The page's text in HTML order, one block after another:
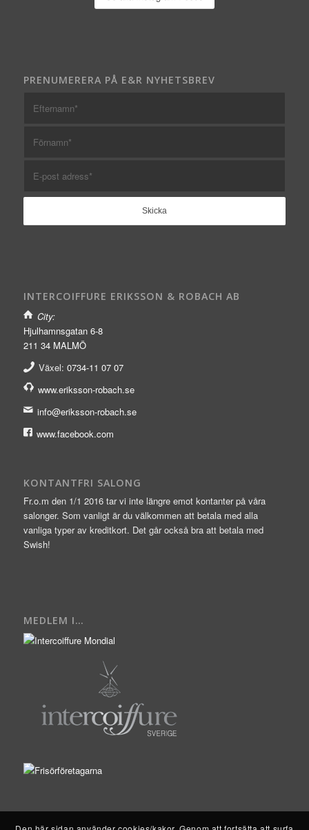
PRENUMERERA PÅ E&R NYHETSBREV
INTERCOIFFURE ERIKSSON & ROBACH AB
City:
Hjulhamnsgatan 6-8
211 34 MALMÖ
Växel:0734-11 07 07
www.eriksson-robach.se
info@eriksson-robach.se
www.facebook.com
KONTANTFRI SALONG
Fr.o.m den 1/1 2016 tar vi inte längre emot kontanter på våra
salonger. Som vanligt är du välkommen att betala med alla
vanliga typer av kreditkort. Det går också bra att betala med
Swish!
MEDLEM I…